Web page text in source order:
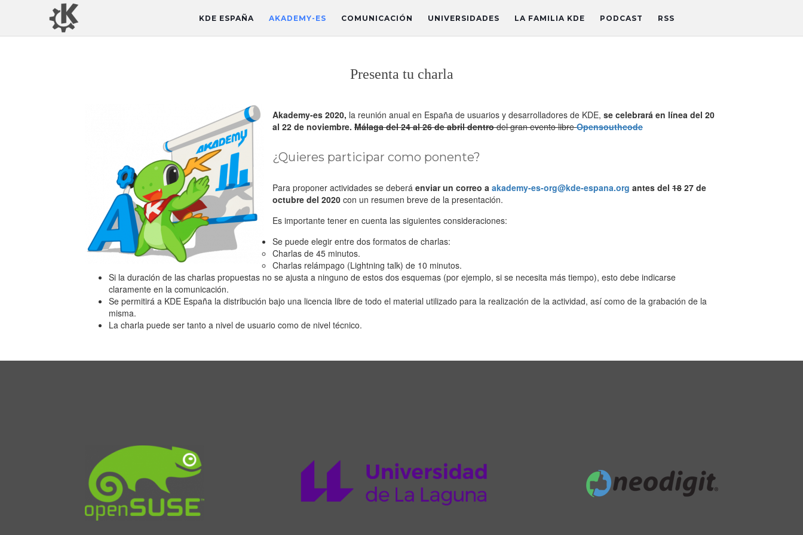
KDE ESPAÑA AKADEMY-ES COMUNICACIÓN UNIVERSIDADES LA FAMILIA KDE PODCAST RSS
Presenta tu charla
Akademy-es 2020, la reunión anual en España de usuarios y desarrolladores de KDE, se celebrará en línea del 20
al 22 de noviembre. Málaga del 24 al 26 de abril dentrodel gran evento libreOpensouthcode
¿Quieres participar como ponente?
Para proponer actividades se deberá enviar un correo a akademy-es-org@kde-espana.org antes del 18 27 de
octubre del 2020 con un resumen breve de la presentación.
Es importante tener en cuenta las siguientes consideraciones:
Se puede elegir entre dos formatos de charlas:
Charlas de 45 minutos.
Charlas relámpago (Lightning talk) de 10 minutos.
Si la duración de las charlas propuestas no se ajusta a ninguno de estos dos esquemas (por ejemplo, si se necesita más tiempo), esto debe indicarse
claramente en la comunicación.
Se permitirá a KDE España la distribución bajo una licencia libre de todo el material utilizado para la realización de la actividad, así como de la grabación de la
misma.
La charla puede ser tanto a nivel de usuario como de nivel técnico.